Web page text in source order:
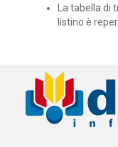
La tabella
listino è